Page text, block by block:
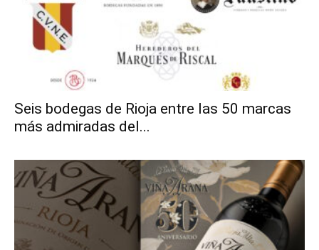
Seis bodegas de Rioja entre las 50 marcas
más admiradas del...